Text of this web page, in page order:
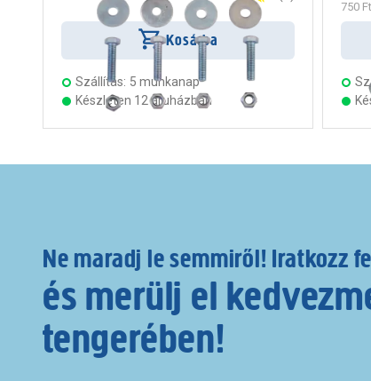
Kosárba
Szállítás: 5 munkanap
Készleten 12 áruházban
750 Ft
Ne maradj le semmiről! Iratkozz
és merülj el
tengerében!